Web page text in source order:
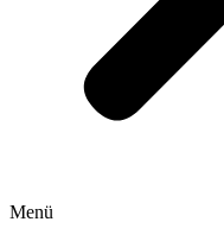
Menü